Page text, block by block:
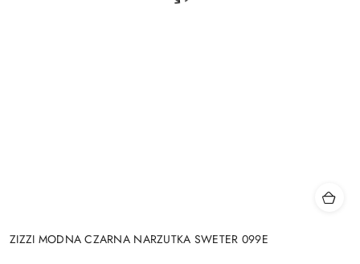
ZIZZI MODNA CZARNA NARZUTKA SWETER 099E